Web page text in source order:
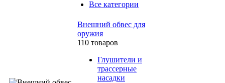
Все категории
Внешний обвес для
оружия
110 товаров
Глушители и
трассерные
насадки